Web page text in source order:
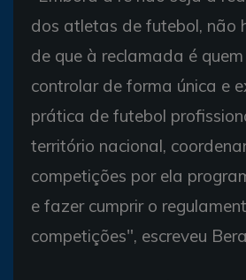
dos atletas de futebol, não
de que à reclamada é
controlar de forma única e
prática de futebol
território nacional,
competições por ela
e fazer cumprir o
competições", escreveu